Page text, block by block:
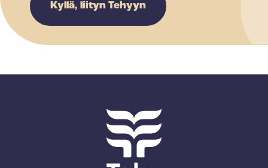
Kyllä, liityn Tehyyn